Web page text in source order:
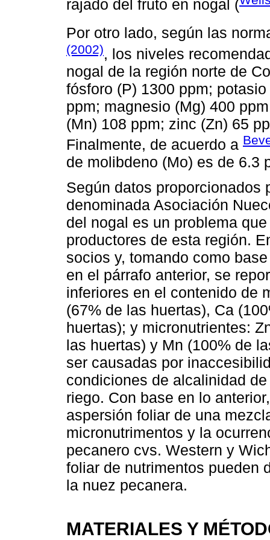
rajado del fruto en nogal (
Por otro lado, según las
(2002), los niveles
nogal de la región norte de
fósforo (P) 1300 ppm;
ppm; magnesio (Mg) 400
(Mn) 108 ppm; zinc (Zn) 65
Finalmente, de acuerdo a
de molibdeno (Mo) es de 6.3
Según datos proporcionados
denominada Asociación
del nogal es un problema
productores de esta región.
socios y, tomando como
en el párrafo anterior, se
inferiores en el contenido de
(67% de las huertas), Ca
huertas); y micronutrientes:
las huertas) y Mn (100% de
ser causadas por
condiciones de alcalinidad
riego. Con base en lo
aspersión foliar de una
micronutrimentos y la
pecanero cvs. Western y
foliar de nutrimentos pueden
la nuez pecanera.
MATERIALES Y